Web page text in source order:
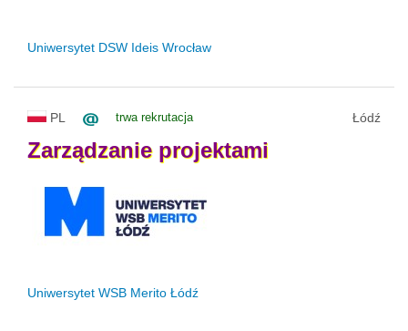
Uniwersytet DSW Ideis Wrocław
PL trwa rekrutacja Łódź
Zarządzanie projektami
Uniwersytet WSB Merito Łódź